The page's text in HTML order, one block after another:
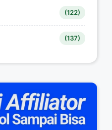
(122)
(137)